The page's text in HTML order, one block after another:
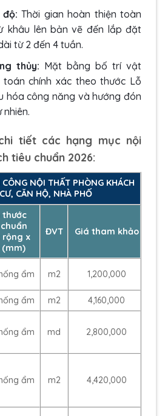
độ: Thời gian hoàn thiện toàn
khâu lên bản vẽ đến lắp đặt
từ 2 đến 4 tuần.
thủy: Mặt bằng bố trí vật
chính xác theo thước Lỗ
hóa công năng và hướng đón
tiết các hạng mục nội
tiêu chuẩn 2026:
NỘI THẤT PHÒNG KHÁCH
CĂN HỘ, NHÀ PHỐ
thước
rộng x
(mm)
ĐVT Giá tham khảo
ẩm m2 1,200,000
ẩm m2
4,160,000
ẩm md 2,800,000
ẩm m2 4,420,000